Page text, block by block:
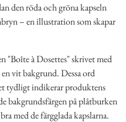
den röda och gröna kapseln
– en illustration som skapar
"Boîte à Dosettes" skrivet med
vit bakgrund. Dessa ord
tydligt indikerar produktens
bakgrundsfärgen på plåtburken
med de färgglada kapslarna.